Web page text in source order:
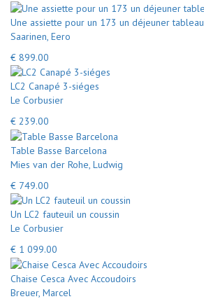
Une assiette pour un 173 un déjeuner tableau
Saarinen, Eero
€ 899.00
LC2 Canapé 3-siéges
Le Corbusier
€ 239.00
Table Basse Barcelona
Mies van der Rohe, Ludwig
€ 749.00
Un LC2 fauteuil un coussin
Le Corbusier
€ 1 099.00
Chaise Cesca Avec Accoudoirs
Breuer, Marcel